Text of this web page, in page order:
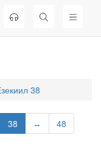
38
38 ↔ 48